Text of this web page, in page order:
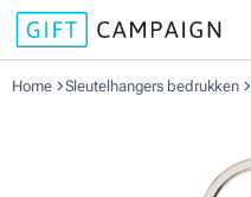
Home Sleutelhangers bedrukken